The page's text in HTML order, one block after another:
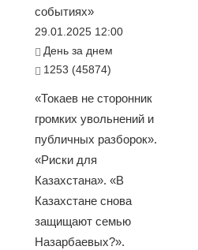
событиях»
29.01.2025 12:00
День за днем
1253 (45874)
«Токаев не сторонник
громких увольнений и
публичных разборок».
«Риски для
Казахстана». «В
Казахстане снова
защищают семью
Назарбаевых?».